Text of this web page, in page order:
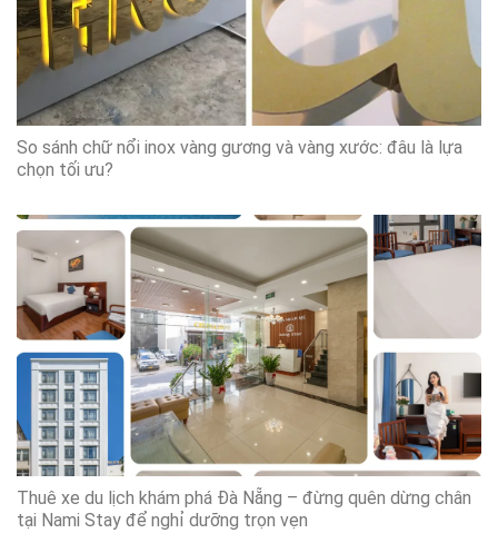
So sánh chữ nổi inox vàng gương và vàng xước: đâu là lựa
chọn tối ưu?
Thuê xe du lịch khám phá Đà Nẵng – đừng quên dừng chân
tại Nami Stay để nghỉ dưỡng trọn vẹn